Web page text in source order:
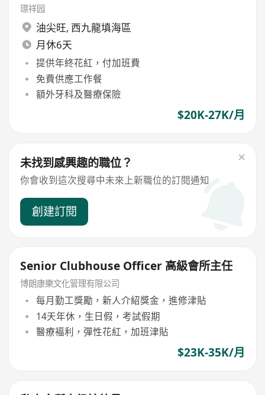
璟祥园
油尖旺, 西九龍填海區
月休6天
提供年終花紅，付加班費
免費供應工作餐
額外牙科及醫療保險
$20K-27K/月
未找到感興趣的職位？
你會收到這次搜尋中未來上新職位的訂閱通知
創建訂閱
Senior Clubhouse Officer 高級會所主任
博朗康樂文化管理有限公司
每月勤工獎勵，新人介紹獎金，進修津貼
14天年休，生日假，考試假期
醫療褔利，彈性花紅，加班津貼
$23K-35K/月